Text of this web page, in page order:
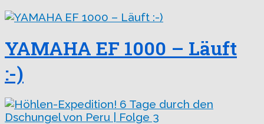
YAMAHA EF 1000 – Läuft
:-)